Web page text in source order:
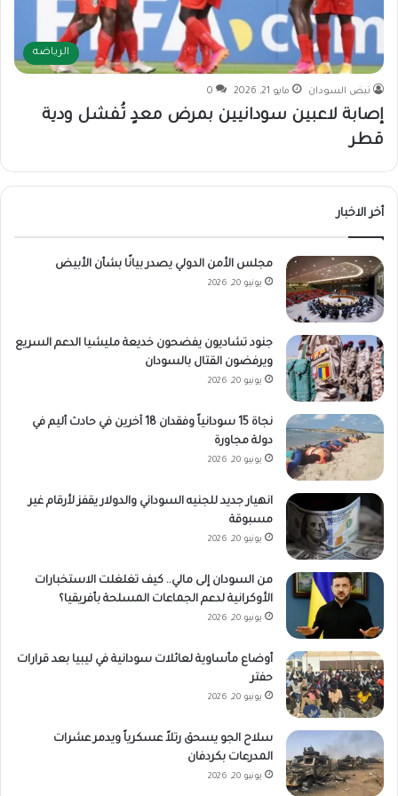
الرياضه
نبض السودان مايو 21, 2026 0
إصابة لاعبين سودانيين بمرض معدٍ تُفشل ودية
قطر
أخر الاخبار
مجلس الأمن الدولي يصدر بيانًا بشأن الأبيض
يونيو 20, 2026
جنود تشاديون يفضحون خديعة مليشيا الدعم السريع
ويرفضون القتال بالسودان
يونيو 20, 2026
نجاة 15 سودانياً وفقدان 18 آخرين في حادث أليم في
دولة مجاورة
يونيو 20, 2026
انهيار جديد للجنيه السوداني والدولار يقفز لأرقام غير
مسبوقة
يونيو 20, 2026
من السودان إلى مالي.. كيف تغلغلت الاستخبارات
الأوكرانية لدعم الجماعات المسلحة بأفريقيا؟
يونيو 20, 2026
أوضاع مأساوية لعائلات سودانية في ليبيا بعد قرارات
حفتر
يونيو 20, 2026
سلاح الجو يسحق رتلاً عسكرياً ويدمر عشرات
المدرعات بكردفان
يونيو 20, 2026